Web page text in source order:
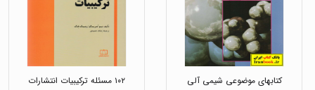
کتابهای موضوعی شیمی آلی
۱۰۲ مسئله ترکیبیات انتشارات